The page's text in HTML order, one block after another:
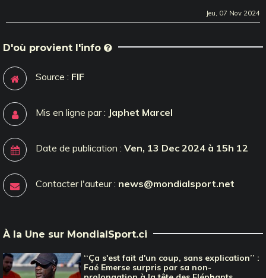
Jeu, 07 Nov 2024
D'où provient l'info
Source : FIF
Mis en ligne par : Japhet Marcel
Date de publication : Ven, 13 Dec 2024 à 15h 12
Contacter l'auteur : news@mondialsport.net
À la Une sur MondialSport.ci
‘‘Ça s'est fait d'un coup, sans explication’’ :
Faé Emerse surpris par sa non-